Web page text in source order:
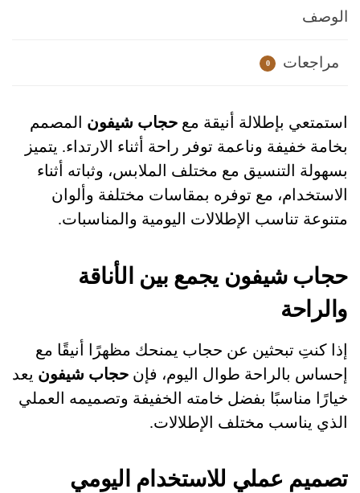
الوصف
مراجعات 0
استمتعي بإطلالة أنيقة مع حجاب شيفون المصمم
بخامة خفيفة وناعمة توفر راحة أثناء الارتداء. يتميز
بسهولة التنسيق مع مختلف الملابس، وثباته أثناء
الاستخدام، مع توفره بمقاسات مختلفة وألوان
متنوعة تناسب الإطلالات اليومية والمناسبات.
حجاب شيفون يجمع بين الأناقة
والراحة
إذا كنتِ تبحثين عن حجاب يمنحك مظهرًا أنيقًا مع
إحساس بالراحة طوال اليوم، فإن حجاب شيفون يعد
خيارًا مناسبًا بفضل خامته الخفيفة وتصميمه العملي
الذي يناسب مختلف الإطلالات.
تصميم عملي للاستخدام اليومي